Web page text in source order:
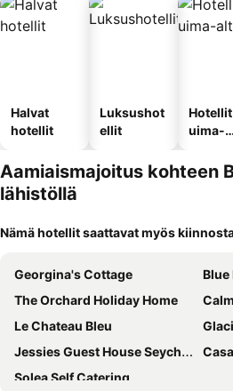
Halvat
hotellit
Luksushot
ellit
Hotellit
uima-
Aamiaismajoitus kohteen
lähistöllä
Nämä hotellit saattavat myös
Georgina's Cottage
Blue
The Orchard Holiday Home
Le Chateau Bleu
Jessies Guest House Seychelles
Solea Self Catering